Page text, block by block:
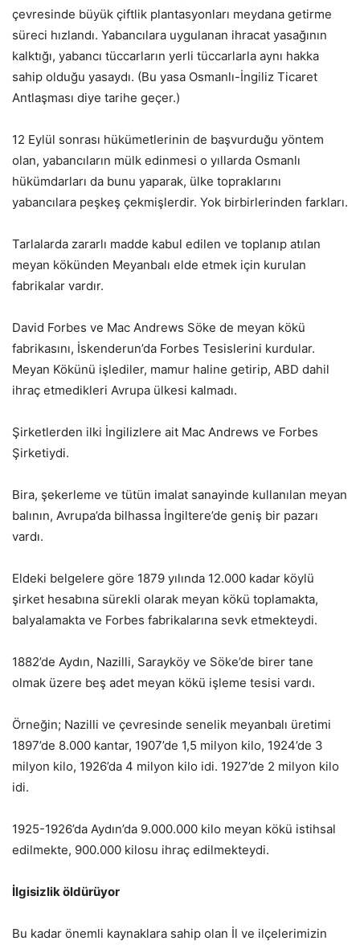
çevresinde büyük çiftlik plantasyonları meydana getirme
süreci hızlandı. Yabancılara uygulanan ihracat yasağının
kalktığı, yabancı tüccarların yerli tüccarlarla aynı hakka
sahip olduğu yasaydı. (Bu yasa Osmanlı-İngiliz Ticaret
Antlaşması diye tarihe geçer.)
12 Eylül sonrası hükümetlerinin de başvurduğu yöntem
olan, yabancıların mülk edinmesi o yıllarda Osmanlı
hükümdarları da bunu yaparak, ülke topraklarını
yabancılara peşkeş çekmişlerdir. Yok birbirlerinden farkları.
Tarlalarda zararlı madde kabul edilen ve toplanıp atılan
meyan kökünden Meyanbalı elde etmek için kurulan
fabrikalar vardır.
David Forbes ve Mac Andrews Söke de meyan kökü
fabrikasını, İskenderun’da Forbes Tesislerini kurdular.
Meyan Kökünü işlediler, mamur haline getirip, ABD dahil
ihraç etmedikleri Avrupa ülkesi kalmadı.
Şirketlerden ilki İngilizlere ait Mac Andrews ve Forbes
Şirketiydi.
Bira, şekerleme ve tütün imalat sanayinde kullanılan meyan
balının, Avrupa’da bilhassa İngiltere’de geniş bir pazarı
vardı.
Eldeki belgelere göre 1879 yılında 12.000 kadar köylü
şirket hesabına sürekli olarak meyan kökü toplamakta,
balyalamakta ve Forbes fabrikalarına sevk etmekteydi.
1882’de Aydın, Nazilli, Sarayköy ve Söke’de birer tane
olmak üzere beş adet meyan kökü işleme tesisi vardı.
Örneğin; Nazilli ve çevresinde senelik meyanbalı üretimi
1897’de 8.000 kantar, 1907’de 1,5 milyon kilo, 1924’de 3
milyon kilo, 1926’da 4 milyon kilo idi. 1927’de 2 milyon kilo
idi.
1925-1926’da Aydın’da 9.000.000 kilo meyan kökü istihsal
edilmekte, 900.000 kilosu ihraç edilmekteydi.
İlgisizlik öldürüyor
Bu kadar önemli kaynaklara sahip olan İl ve ilçelerimizin